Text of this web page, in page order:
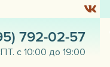
792-02-57
с 10:00 до 19:00